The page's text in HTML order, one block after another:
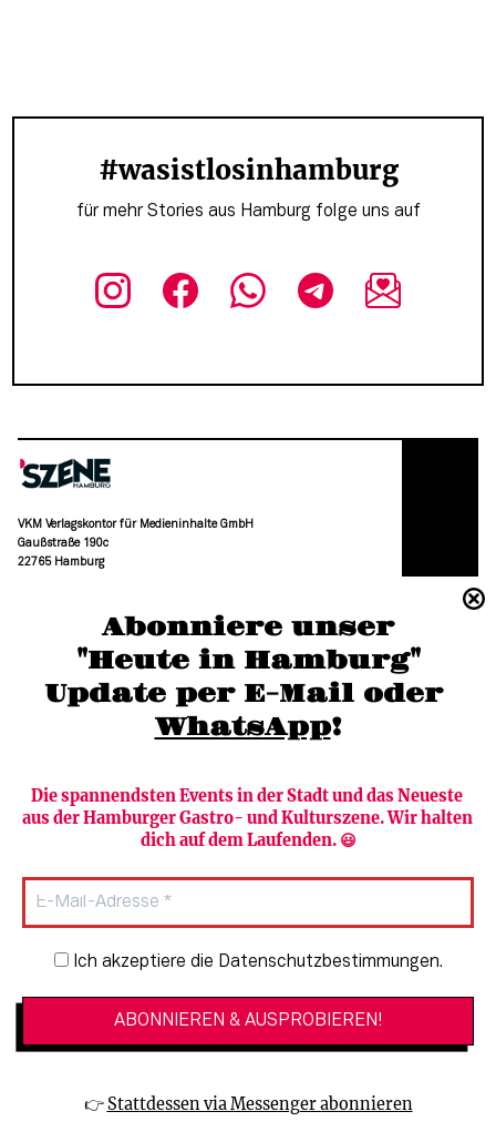
Abonniere unser
"Heute in Hamburg"
Update per E-Mail oder
WhatsApp!
Die spannendsten Events in der Stadt und das Neueste
aus der Hamburger Gastro- und Kulturszene. Wir halten
dich auf dem Laufenden. 😃
Newsletter-Anmeldung
Ich akzeptiere die Datenschutzbestimmungen.
👉 Stattdessen via Messenger abonnieren
#wasistlosinhamburg
für mehr Stories aus Hamburg folge uns auf
VKM Verlagskontor für Medieninhalte GmbH
Gaußstraße 190c
22765 Hamburg
moc.grubmah-enezs@ofni
Newsletter abonnieren
HAMBURG PUR
🔗 Kinoprogramm
Verlag
Datenschutzbestimmungen